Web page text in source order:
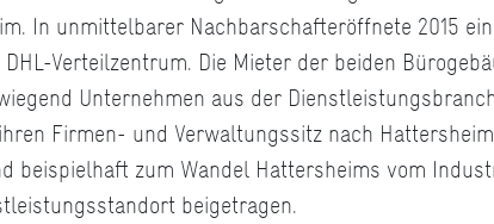
In unmittelbarer Nachbarschafteröffnete 2015 ein
Verteilzentrum. Die Mieter der beiden
Unternehmen aus der
Firmen- und Verwaltungssitz nach Hattersheim
beispielhaft zum Wandel Hattersheims vom
beigetragen.